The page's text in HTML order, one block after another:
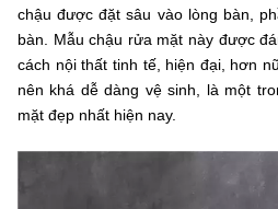
chậu được đặt sâu vào lòng bàn,
bàn. Mẫu chậu rửa mặt này được
cách nội thất tinh tế, hiện đại, hơn
nên khá dễ dàng vệ sinh, là một
mặt đẹp nhất hiện nay.